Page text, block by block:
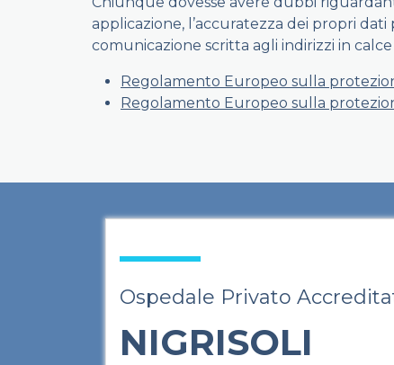
applicazione, l’accuratezza dei propri
comunicazione scritta agli indirizzi in
Regolamento Europeo sulla
Regolamento Europeo sulla
Ospedale Privato
NIGRISOLI